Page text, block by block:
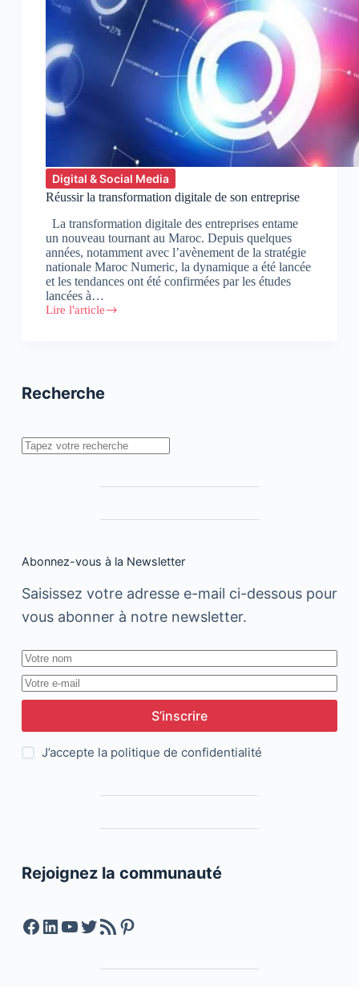
Digital & Social Media
Réussir la transformation digitale de son entreprise
La transformation digitale des entreprises entame
un nouveau tournant au Maroc. Depuis quelques
années, notamment avec l’avènement de la stratégie
nationale Maroc Numeric, la dynamique a été lancée
et les tendances ont été confirmées par les études
lancées à…
Lire l'article
Réussir
entreprise
Recherche
Rechercher
Abonnez-vous à la Newsletter
Saisissez votre adresse e-mail ci-dessous pour
vous abonner à notre newsletter.
S’inscrire
J’accepte la politique de confidentialité
Rejoignez la communauté
Facebook
LinkedIn
YouTube
Twitter
Feed RSSPinterest